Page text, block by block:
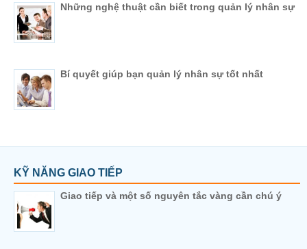
Những nghệ thuật cần biết trong quản lý nhân sự
Bí quyết giúp bạn quản lý nhân sự tốt nhất
KỸ NĂNG GIAO TIẾP
Giao tiếp và một số nguyên tắc vàng cần chú ý